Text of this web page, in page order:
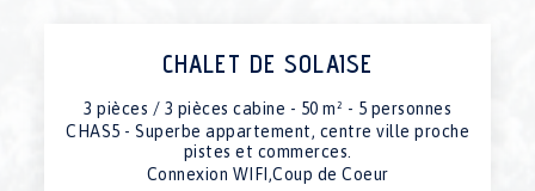
CHALET DE SOLAISE
3 pièces / 3 pièces cabine - 50 m² - 5 personnes
CHAS5 - Superbe appartement, centre ville proche
pistes et commerces.
Connexion WIFI,Coup de Coeur